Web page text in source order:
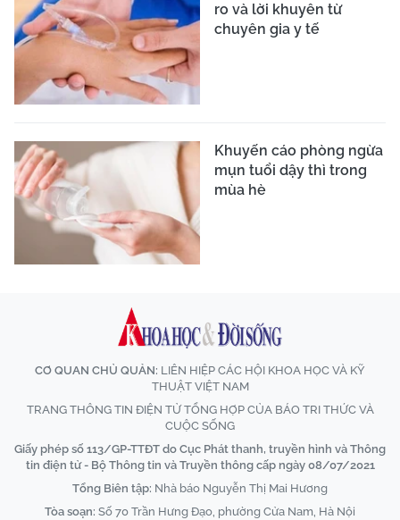
ro và lời khuyên từ
chuyên gia y tế
Khuyến cáo phòng ngừa
mụn tuổi dậy thì trong
mùa hè
CƠ QUAN CHỦ QUẢN: LIÊN HIỆP CÁC HỘI KHOA HỌC VÀ KỸ
THUẬT VIỆT NAM
TRANG THÔNG TIN ĐIỆN TỬ TỔNG HỢP CỦA BÁO TRI THỨC VÀ
CUỘC SỐNG
Giấy phép số 113/GP-TTĐT do Cục Phát thanh, truyền hình và Thông
tin điện tử - Bộ Thông tin và Truyền thông cấp ngày 08/07/2021
Tổng Biên tập: Nhà báo Nguyễn Thị Mai Hương
Tòa soạn: Số 70 Trần Hưng Đạo, phường Cửa Nam, Hà Nội